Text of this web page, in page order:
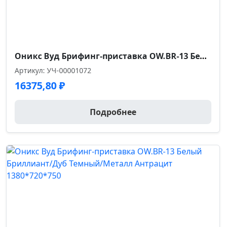
Оникс Вуд Брифинг-приставка OW.BR-13 Белый Бриллиант/Дуб Светлый/Металл Белый 1380*720*750
Артикул: УЧ-00001072
16375,80₽
Подробнее